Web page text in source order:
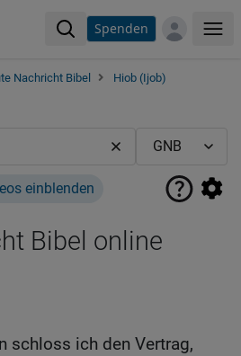
Spenden
Nachricht Bibel
Hiob (Ijob)
einblenden
Bibel online
schloss ich den Vertrag,